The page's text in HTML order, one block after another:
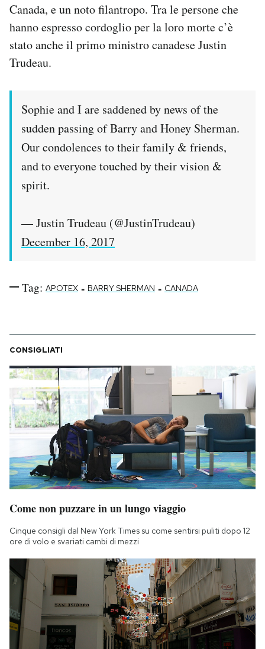
Esci
Canada, e un noto filantropo. Tra le persone che
hanno espresso cordoglio per la loro morte c’è
stato anche il primo ministro canadese Justin
Trudeau.
Sophie and I are saddened by news of the
sudden passing of Barry and Honey Sherman.
Our condolences to their family & friends,
and to everyone touched by their vision &
spirit.
— Justin Trudeau (@JustinTrudeau)
December 16, 2017
Tag: APOTEX - BARRY SHERMAN - CANADA
CONSIGLIATI
Come non puzzare in un lungo viaggio
Cinque consigli dal New York Times su come sentirsi puliti dopo 12
ore di volo e svariati cambi di mezzi